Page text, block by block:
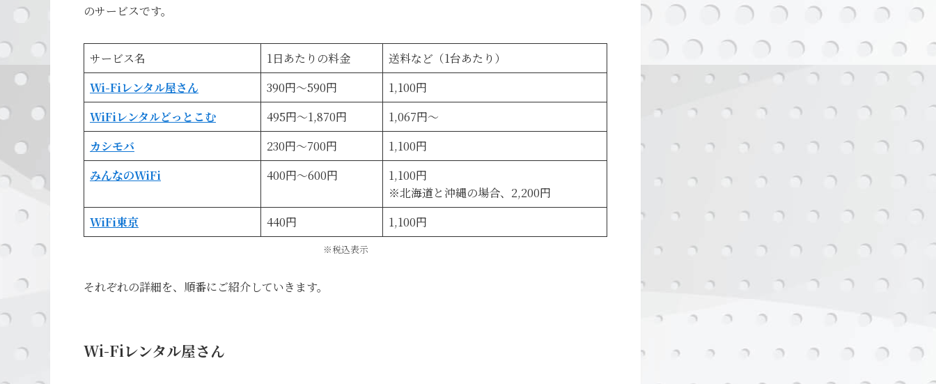
のサービスです。
サービス名 1日あたりの料金
送料など（1台あたり）
Wi-Fiレンタル屋さん
390円～590円
1,100円
WiFiレンタルどっとこむ
495円～1,870円
1,067円～
カシモバ
230円～700円
1,100円
みんなのWiFi
400円～600円
1,100円
※北海道と沖縄の場合、2,200円
WiFi東京
440円 1,100円
※税込表示
それぞれの詳細を、順番にご紹介していきます。
Wi-Fiレンタル屋さん